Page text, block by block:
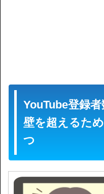
YouTube登録
壁を超えるた
つ